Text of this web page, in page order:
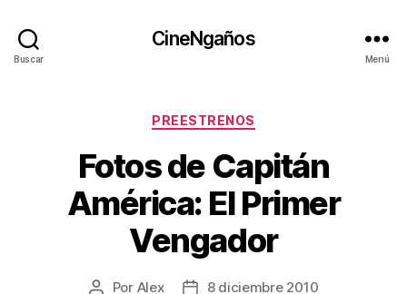
Buscar
CineNgaños
Menú
Categorías
PREESTRENOS
Fotos de Capitán
América: El Primer
Vengador
Autor
Por Alex
Fecha8 diciembre 2010